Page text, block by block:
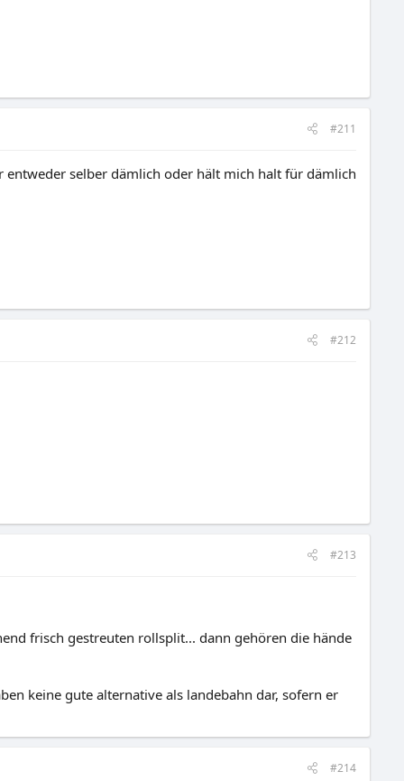
#211
selber dämlich oder hält mich halt für dämlich
#212
#213
frisch gestreuten rollsplit... dann gehören die hände
keine gute alternative als landebahn dar, sofern er
#214